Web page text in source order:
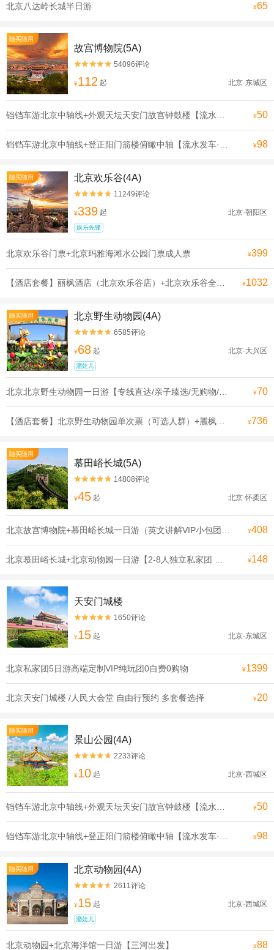
北京八达岭长城半日游 ¥65
随买随用
故宫博物院(5A)

 54096评论
¥112 起 北京·东城区
¥50
¥98
随买随用 北京欢乐谷(4A)

 11249评论
¥339 起 北京·朝阳区
娱乐先锋
北京欢乐谷门票+北京玛雅海滩水公园门票成人票 ¥399
¥1032
随买随用 北京野生动物园(4A)

 6585评论
¥68 起 北京·大兴区
溜娃儿
¥70
¥736
随买随用
慕田峪长城(5A)

 14808评论
¥45 起 北京·怀柔区
¥408
¥148
天安门城楼

 1650评论
¥15 起 北京·东城区
北京私家团5日游高端定制VIP纯玩团0自费0购物 ¥1399
北京天安门城楼 /人民大会堂 自由行预约 多套餐选择 ¥20
随买随用
景山公园(4A)

 2233评论
¥10 起 北京·西城区
¥50
¥98
随买随用 北京动物园(4A)

 2611评论
¥15 起 北京·西城区
溜娃儿
北京动物园+北京海洋馆一日游【三河出发】 ¥88